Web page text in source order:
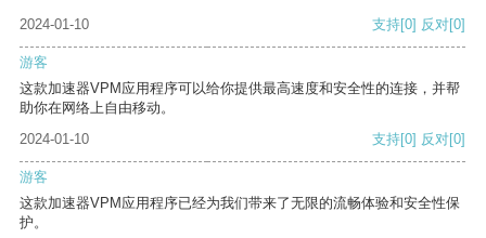
2024-01-10 支持[0] 反对[0]
游客
这款加速器VPM应用程序可以给你提供最高速度和安全性的连接，并帮
助你在网络上自由移动。
2024-01-10
支持[0] 反对[0]
游客
这款加速器VPM应用程序已经为我们带来了无限的流畅体验和安全性保
护。